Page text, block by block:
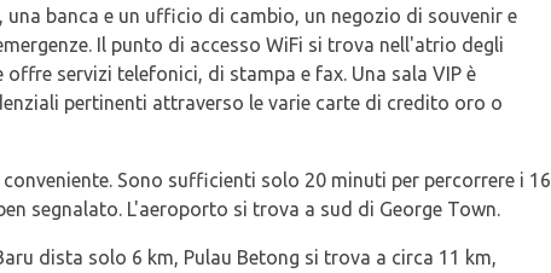
banca e un ufficio di cambio, un negozio di souvenir e
Il punto di accesso WiFi si trova nell'atrio degli
servizi telefonici, di stampa e fax. Una sala VIP è
pertinenti attraverso le varie carte di credito oro o
Sono sufficienti solo 20 minuti per percorrere i 16
segnalato. L'aeroporto si trova a sud di George Town.
dista solo 6 km, Pulau Betong si trova a circa 11 km,